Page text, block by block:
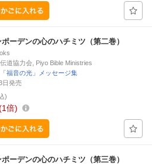
ポーデンの心のハチミツ（第二巻）
道協力会, Piyo Bible Ministries
「福音の光」メッセージ集
日発売
)
1倍
ポーデンの心のハチミツ（第三巻）